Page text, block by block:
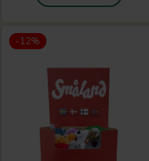
-12%